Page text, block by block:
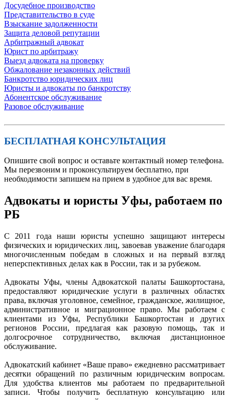
Досудебное производство
Представительство в суде
Взыскание задолженности
Защита деловой репутации
Арбитражный адвокат
Юрист по арбитражу
Выезд адвоката на проверку
Обжалование незаконных действий
Банкротство юридических лиц
Юристы и адвокаты по банкротству
Абонентское обслуживание
Разовое обслуживание
БЕСПЛАТНАЯ КОНСУЛЬТАЦИЯ
Опишите свой вопрос и оставьте контактный номер телефона.
Мы перезвоним и проконсультируем бесплатно, при
необходимости запишем на прием в удобное для вас время.
Адвокаты и юристы Уфы, работаем по
РБ
С 2011 года наши юристы успешно защищают интересы
физических и юридических лиц, завоевав уважение благодаря
многочисленным победам в сложных и на первый взгляд
неперспективных делах как в России, так и за рубежом.
Адвокаты Уфы, члены Адвокатской палаты Башкортостана,
предоставляют юридические услуги в различных областях
права, включая уголовное, семейное, гражданское, жилищное,
административное и миграционное право. Мы работаем с
клиентами из Уфы, Республики Башкортостан и других
регионов России, предлагая как разовую помощь, так и
долгосрочное сотрудничество, включая дистанционное
обслуживание.
Адвокатский кабинет «Ваше право» ежедневно рассматривает
десятки обращений по различным юридическим вопросам.
Для удобства клиентов мы работаем по предварительной
записи. Чтобы получить бесплатную консультацию или